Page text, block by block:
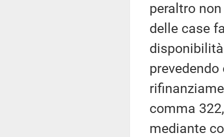
peraltro
delle case
comma
mediante